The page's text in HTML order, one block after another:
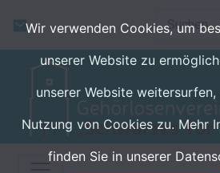
Wir verwenden Cookies, um
unserer Website zu
unserer Website
Nutzung von Cookies zu. Mehr
finden Sie in unserer